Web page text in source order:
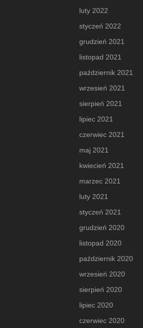
luty 2022
styczeń 2022
grudzień 2021
listopad 2021
październik 2021
wrzesień 2021
sierpień 2021
lipiec 2021
czerwiec 2021
maj 2021
kwiecień 2021
marzec 2021
luty 2021
styczeń 2021
grudzień 2020
listopad 2020
październik 2020
wrzesień 2020
sierpień 2020
lipiec 2020
czerwiec 2020